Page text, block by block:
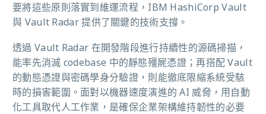
要將這些原則落實到維運流程，IBM HashiCorp Vault
與 Vault Radar 提供了關鍵的技術支撐。
透過 Vault Radar 在開發階段進行持續性的源碼掃描，
能率先消滅 codebase 中的靜態殭屍憑證；再搭配 Vault
的動態憑證與密碼學身分驗證，則能徹底限縮系統受駭
時的損害範圍。面對以機器速度演進的 AI 威脅，用自動
化工具取代人工作業，是確保企業架構維持韌性的必要